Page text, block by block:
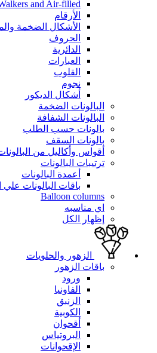
and Air-filled
الأرقام
الأشكال الضخمة
الحروف
الدائرية
العبارات
القلوب
نجوم
أشكال الديكور
البالونات الضخمة
البالونات الشفافة
بالونات حسب الطلب
بالونات السقف
أقواس وأكاليل من
ترتيبات البالونات
أعمدة البالونات
باقات البالونات علي
Balloon columns
اي مناسبه
إظهار الكل
الزهور والحلويات
باقات الزهور
ورود
الفاونيا
الزنبق
الكوبية
أقحوان
البروتياس
الإقحوانات